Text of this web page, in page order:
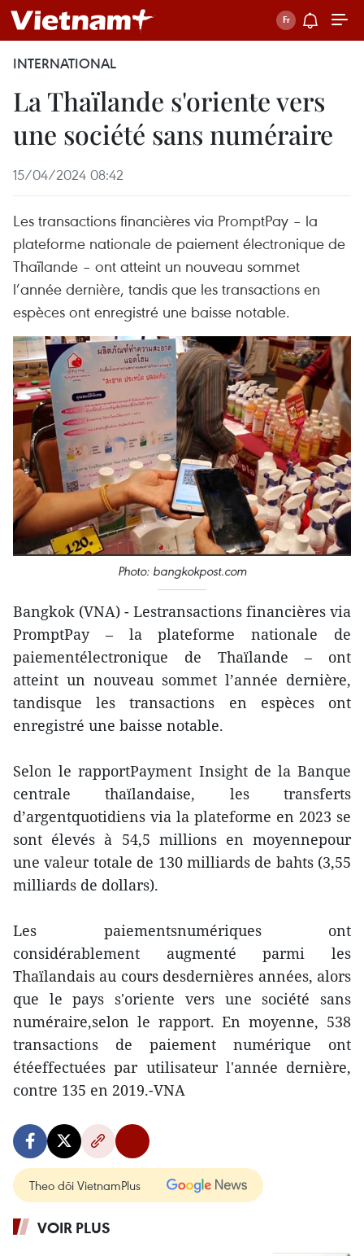
INTERNATIONAL
La Thaïlande s'oriente vers
une société sans numéraire
15/04/2024 08:42
Les transactions financières via PromptPay – la
plateforme nationale de paiement électronique de
Thaïlande – ont atteint un nouveau sommet
l’année dernière, tandis que les transactions en
espèces ont enregistré une baisse notable.
Photo: bangkokpost.com
Bangkok (VNA) - Lestransactions financières via
PromptPay – la plateforme nationale de
paiementélectronique de Thaïlande – ont
atteint un nouveau sommet l’année dernière,
tandisque les transactions en espèces ont
enregistré une baisse notable.
Selon le rapportPayment Insight de la Banque
centrale thaïlandaise, les transferts
d’argentquotidiens via la plateforme en 2023 se
sont élevés à 54,5 millions en moyennepour
une valeur totale de 130 milliards de bahts (3,55
milliards de dollars).
Les paiementsnumériques ont
considérablement augmenté parmi les
Thaïlandais au cours desdernières années, alors
que le pays s'oriente vers une société sans
numéraire,selon le rapport. En moyenne, 538
transactions de paiement numérique ont
étéeffectuées par utilisateur l'année dernière,
contre 135 en 2019.-VNA
Theo dõi VietnamPlus
VOIR PLUS